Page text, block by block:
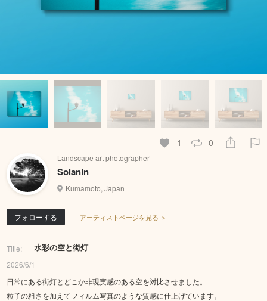
1 0
Landscape art photographer
Solanin
Kumamoto, Japan
フォローする アーティストページを見る ＞
Title: 水彩の空と街灯
2026/6/1
日常にある街灯とどこか非現実感のある空を対比させました。
粒子の粗さを加えてフィルム写真のような質感に仕上げています。